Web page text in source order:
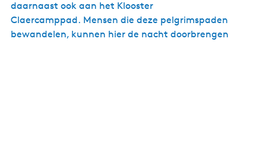
daarnaast ook aan het Klooster
Claercamppad. Mensen die deze pelgrimspaden
bewandelen, kunnen hier de nacht doorbrengen